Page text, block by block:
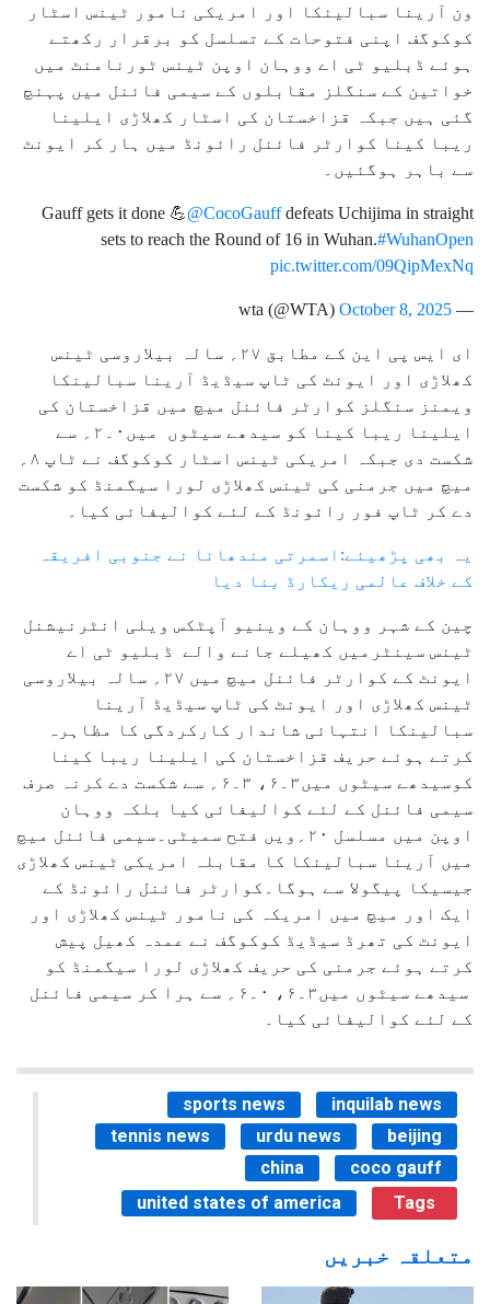
ون آرینا سبالینکا اور امریکی نامور ٹینس اسٹار
کوکوگف اپنی فتوحات کے تسلسل کو برقرار رکھتے
ہوئے ڈبلیو ٹی اے ووہان اوپن ٹینس ٹورنامنٹ میں
خواتین کے سنگلز مقابلوں کے سیمی فائنل میں پہنچ
گئی ہیں جبکہ قزاخستان کی اسٹار کھلاڑی ایلینا
ریبا کینا کوارٹر فائنل رائونڈ میں ہار کر ایونٹ
سے باہر ہوگئیں۔
Gauff gets it done 💪@CocoGauffdefeats Uchijima in straight
sets to reach the Round of 16 in Wuhan.#WuhanOpen
pic.twitter.com/09QipMexNq
— wta (@WTA)
October 8, 2025
ای ایس پی این کے مطابق ۲۷؍ سالہ بیلاروسی ٹینس
کھلاڑی اور ایونٹ کی ٹاپ سیڈیڈ آرینا سبالینکا
ویمنز سنگلز کوارٹر فائنل میچ میں قزاخستان کی
ایلینا ریبا کینا کو سیدھے سیٹوں میں۰۔۲؍ سے
میچ میں جرمنی کی ٹینس کھلاڑی لورا سیگمنڈ کو شکست
دے کر ٹاپ فور رائونڈ کے لئے کوالیفائی کیا۔
یہ بھی پڑھیئے:اسمرتی مندھانا نے جنوبی افریقہ
کے خلاف عالمی ریکارڈ بنا دیا
چین کے شہر ووہان کے وینیو آپٹکس ویلی انٹرنیشنل
ٹینس سینٹرمیں کھیلے جانے والے ڈبلیو ٹی اے
ایونٹ کے کوارٹر فائنل میچ میں ۲۷؍ سالہ بیلاروسی
ٹینس کھلاڑی اور ایونٹ کی ٹاپ سیڈیڈ آرینا
سبالینکا انتہائی شاندار کارکردگی کا مظاہرہ
کرتے ہوئے حریف قزاخستان کی ایلینا ریبا کینا
کوسیدھے سیٹوں میں۳۔۶، ۳۔۶؍ سے شکست دے کرنہ صرف
سیمی فائنل کے لئے کوالیفائی کیا بلکہ ووہان
اوپن میں مسلسل ۲۰؍ویں فتح سمیٹی۔سیمی فائنل میچ
میں آرینا سبالینکا کا مقابلہ امریکی ٹینس کھلاڑی
جیسیکا پیگولا سے ہوگا۔کوارٹر فائنل رائونڈ کے
ایک اور میچ میں امریکہ کی نامور ٹینس کھلاڑی اور
ایونٹ کی تھرڈ سیڈیڈ کوکوگف نے عمدہ کھیل پیش
کرتے ہوئے جرمنی کی حریف کھلاڑی لورا سیگمنڈ کو
سیدھے سیٹوں میں۳۔۶، ۰۔۶؍ سے ہرا کر سیمی فائنل
کے لئے کوالیفائی کیا۔
sports news
inquilab news
tennis news
urdu news
beijing
china
coco gauff
united states of america
Tags
متعلقہ خبریں